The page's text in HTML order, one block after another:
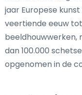
jaar Europese
veertiende eeuw tot
beeldhouwwerken,
dan 100.000
opgenomen in de